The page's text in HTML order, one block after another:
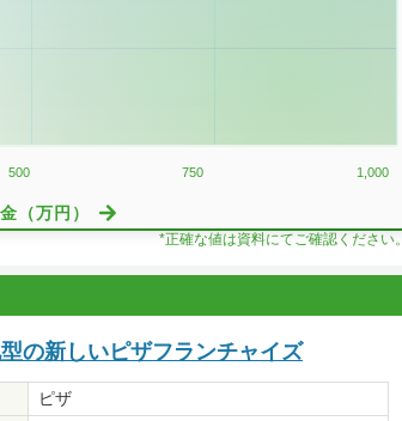
500 750 1,000
（万円）
*正確な値は資料にてご確認ください。
の新しいピザフランチャイズ
ピザ